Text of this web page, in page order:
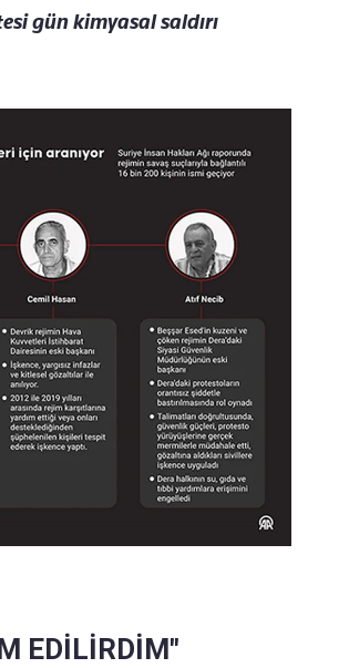
gün kimyasal saldırı
EDİLİRDİM"